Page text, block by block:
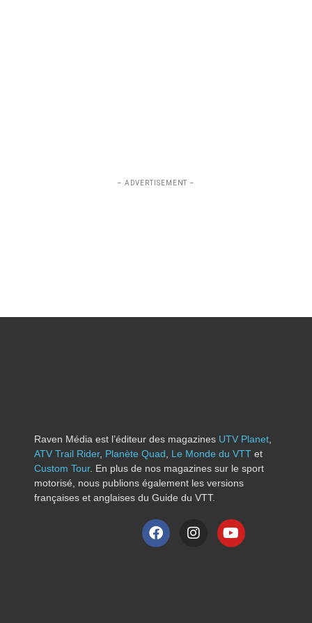
– ADVERTISEMENT –
Raven Média est l’éditeur des magazines UTV Planet
ATV Trail Rider, Planète Quad Le Monde du VTT et
Custom Tour. En plus de nos magazines sur le sport
motorisé, nous publions également les versions
françaises et anglaises du Guide du VTT.